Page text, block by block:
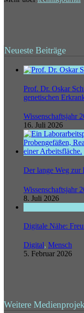
Neueste Beiträge
Prof. Dr. Oskar
genetischen
Wissenschaftsjahr
16. Juli 2026
Der lange Weg zur
Wissenschaftsjahr
8. Juli 2026
Digitale Nähe:
Digital, Mensch
5. Februar 2026
Weitere